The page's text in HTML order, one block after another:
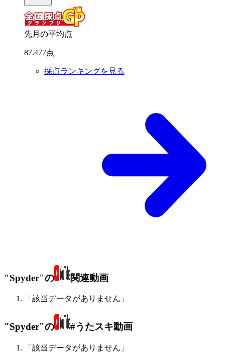
先月の平均点
87.477点
採点ランキングを見る
"Spyder"の 関連動画
「該当データがありません」
"Spyder"の #うたスキ動画
「該当データがありません」